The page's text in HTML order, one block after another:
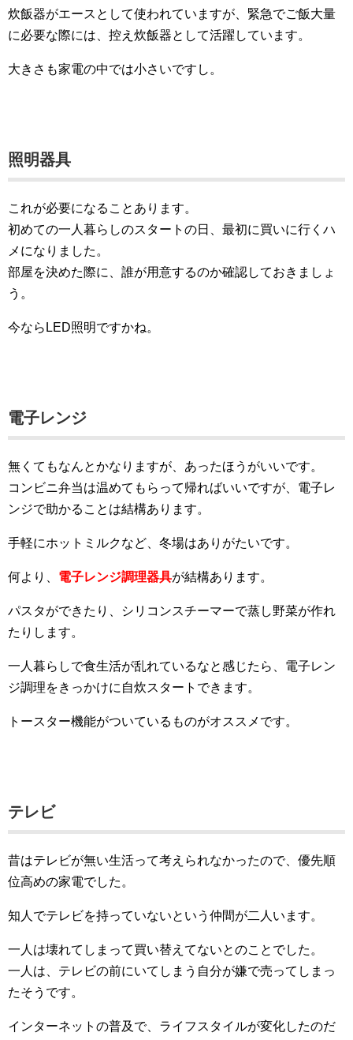
炊飯器がエースとして使われていますが、緊急でご飯大量
に必要な際には、控え炊飯器として活躍しています。
大きさも家電の中では小さいですし。
照明器具
これが必要になることあります。
初めての一人暮らしのスタートの日、最初に買いに行くハ
メになりました。
部屋を決めた際に、誰が用意するのか確認しておきましょ
う。
今ならLED照明ですかね。
電子レンジ
無くてもなんとかなりますが、あったほうがいいです。
コンビニ弁当は温めてもらって帰ればいいですが、電子レ
ンジで助かることは結構あります。
手軽にホットミルクなど、冬場はありがたいです。
何より、 電子レンジ調理器具が結構あります。
パスタができたり、シリコンスチーマーで蒸し野菜が作れ
たりします。
一人暮らしで食生活が乱れているなと感じたら、電子レン
ジ調理をきっかけに自炊スタートできます。
トースター機能がついているものがオススメです。
テレビ
昔はテレビが無い生活って考えられなかったので、優先順
位高めの家電でした。
知人でテレビを持っていないという仲間が二人います。
一人は壊れてしまって買い替えてないとのことでした。
一人は、テレビの前にいてしまう自分が嫌で売ってしまっ
たそうです。
インターネットの普及で、ライフスタイルが変化したのだ